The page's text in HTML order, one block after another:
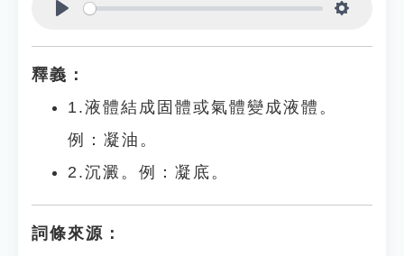
釋義：
1.液體結成固體或氣體變成液體。
例：凝油。
2.沉澱。例：凝底。
詞條來源：